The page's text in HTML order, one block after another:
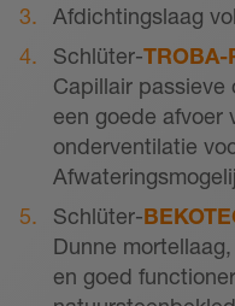
Afdichtingslaag
Schlüter-TROBA-
Capillair passieve
een goede afvoer
onderventilatie
Schlüter-
Dunne
en goed